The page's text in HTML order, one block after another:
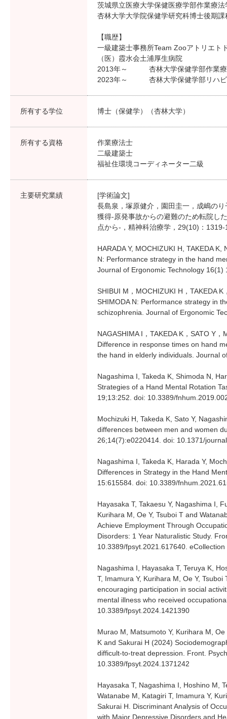
茨城県立医療大学保健医療学部作業療
杏林大学大学院保健学研究科博士後期
【職歴】
一級建築士事務所Team Zooアトリエト
（医）霞水会土浦厚生病院
2013年～ 杏林大学保健学部作業療
2023年～ 杏林大学保健学部リハビ
所有する学位 博士（保健学）（杏林大学）
所有する資格
作業療法士
二級建築士
福祉住環境コーディネーター二級
主要研究業績
[学術論文]
長島泉，塚原健介，園田圭一，成嶋の
獲得‐原発事故からの避難のため転院し
点から‐，精神科治療学，29(10)：
HARADA Y, MOCHIZUKI H, TAKEDA K,
N: Performance strategy in the hand
Journal of Ergonomic Technology 16(1)
SHIBUI M，MOCHIZUKI H，TAKEDA
SHIMODA N: Performance strategy in
schizophrenia. Journal of Ergonomic
NAGASHIMA I，TAKEDA K，SATO Y
Difference in response times on hand
the hand in elderly individuals. Journal
Nagashima I, Takeda K, Shimoda N,
Strategies of a Hand Mental Rotation
19;13:252. doi: 10.3389/
Mochizuki H, Takeda K, Sato Y,
differences between men and women
26;14(7):e0220414. doi: 10.1371/
Nagashima I, Takeda K, Harada Y,
Differences in Strategy in the Hand
15:615584. doi: 10.3389/
Hayasaka T, Takaesu Y, Nagashima I,
Kurihara M, Oe Y, Tsuboi T and
Achieve Employment Through
Disorders: 1 Year Naturalistic Study.
10.3389/fpsyt.2021.617640. eCollection
Nagashima I, Hayasaka T, Teruya K,
T, Imamura Y, Kurihara M, Oe Y,
encouraging participation in social
mental illness who received
10.3389/fpsyt.2024.1421390
Murao M, Matsumoto Y, Kurihara M,
K and Sakurai H (2024)
difficult-to-treat depression. Front.
10.3389/fpsyt.2024.1371242
Hayasaka T, Nagashima I, Hoshino M,
Watanabe M, Katagiri T, Imamura Y,
Sakurai H. Discriminant Analysis of
with Major Depressive Disorders and